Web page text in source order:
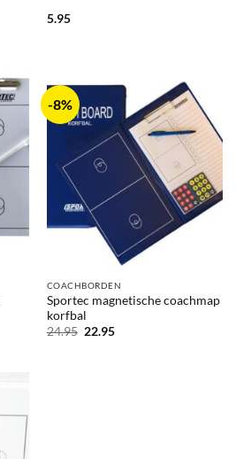
5.95
-8%
COACHBORDEN
Sportec magnetische coachmap
korfbal
24.95 Oorspronkelijke
22.95Huidige